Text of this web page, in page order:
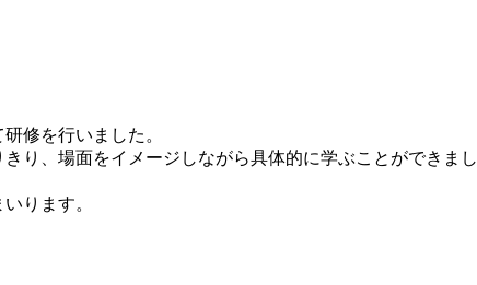
修を行いました。
り、場面をイメージしながら具体的に学ぶことができまし
ります。